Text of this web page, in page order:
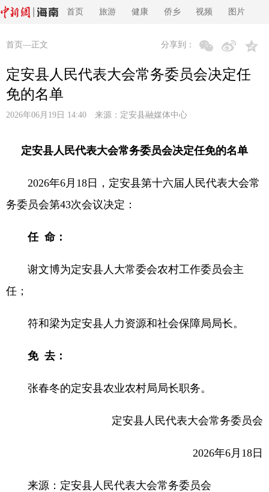
首页 旅游 健康 侨乡 视频 图片
首页 —正文 分享到：
定安县人民代表大会常务委员会决定任
免的名单
2026年06月19日 14:40 来源： 定安县融媒体中心
定安县人民代表大会常务委员会决定任免的名单
2026年6月18日，定安县第十六届人民代表大会常
务委员会第43次会议决定：
任 命：
谢文博为定安县人大常委会农村工作委员会主
任；
符和梁为定安县人力资源和社会保障局局长。
免 去：
张春冬的定安县农业农村局局长职务。
定安县人民代表大会常务委员会
2026年6月18日
来源：定安县人民代表大会常务委员会